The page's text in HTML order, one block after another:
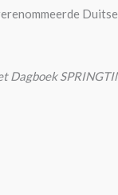
Dagboek